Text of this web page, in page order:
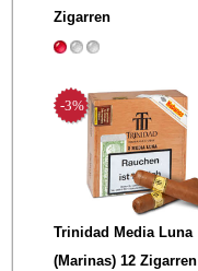
Zigarren
-3%
Trinidad Media Luna
(Marinas) 12 Zigarren